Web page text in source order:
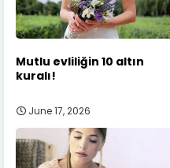
Mutlu evliliğin 10 altın
kuralı!
June 17, 2026